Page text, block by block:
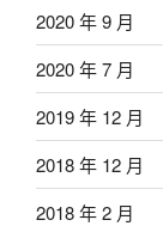
2020 年 9 月
2020 年 7 月
2019 年 12 月
2018 年 12 月
2018 年 2 月